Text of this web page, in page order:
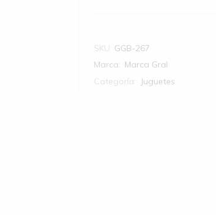
SKU: GGB-267
Marca: Marca Gral
Categoría:
Juguetes